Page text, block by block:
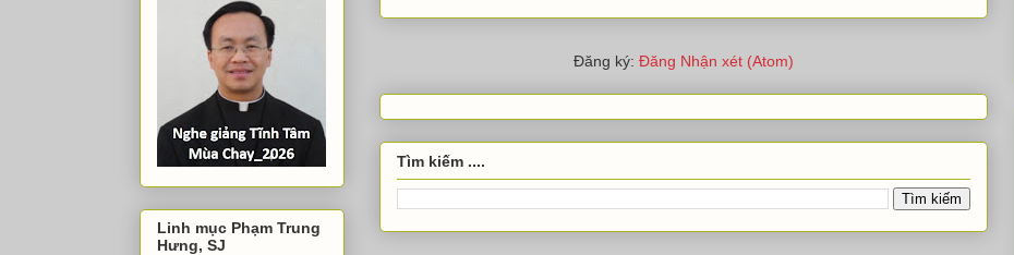
Đăng ký: Đăng Nhận xét (Atom)
Tìm kiếm ....
Linh mục Phạm Trung
Hưng, SJ